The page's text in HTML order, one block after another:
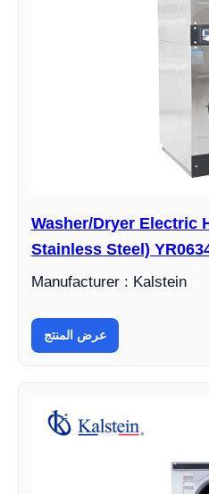
Washer/Dryer Electric
Stainless Steel)
Manufacturer : Kalstein
عرض المنتج